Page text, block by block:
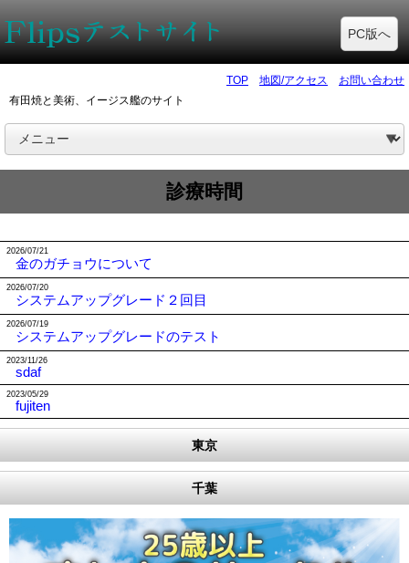
PC版へ
TOP 地図/アクセス
お問い合わせ
有田焼と美術、イージス艦のサイト
診療時間
2026/07/21
金のガチョウについて
2026/07/20
システムアップグレード２回目
2026/07/19
システムアップグレードのテスト
2023/11/26
sdaf
2023/05/29
fujiten
東京
千葉